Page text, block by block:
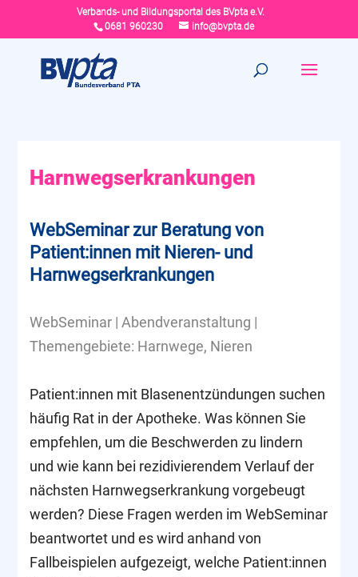
Verbands- und Bildungsportal des BVpta e.V.
0681 960230
info@bvpta.de
Harnwegserkrankungen
WebSeminar zur Beratung von
Patient:innen mit Nieren- und
Harnwegserkrankungen
WebSeminar | Abendveranstaltung |
Themengebiete: Harnwege, Nieren
Patient:innen mit Blasenentzündungen suchen
häufig Rat in der Apotheke. Was können Sie
empfehlen, um die Beschwerden zu lindern
und wie kann bei rezidivierendem Verlauf der
nächsten Harnwegserkrankung vorgebeugt
werden? Diese Fragen werden im WebSeminar
beantwortet und es wird anhand von
Fallbeispielen aufgezeigt, welche Patient:innen